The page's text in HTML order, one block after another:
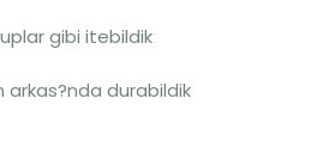
gibi itebildik
arkas?nda durabildik